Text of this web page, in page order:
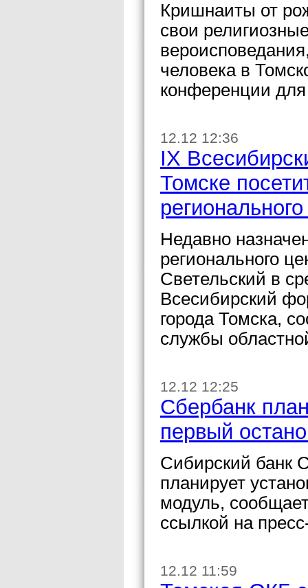
Кришнаиты от
свои
человека в
конференции
12.12 12:36
IX
Томске
Недавно
регионального
Светельский в
Всесибирский
города Томска,
службы
12.12 12:25
Сбербанк
первый
Сибирский банк
планирует
модуль,
ссылкой на
12.12 11:59